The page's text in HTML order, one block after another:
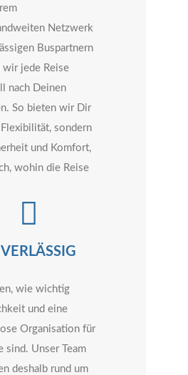
Netzwerk
Buspartnern
wir jede Reise
nach Deinen
So bieten wir Dir
sondern
und Komfort,
wohin die Reise
wie wichtig
und eine
Organisation für
sind. Unser Team
deshalb rund um